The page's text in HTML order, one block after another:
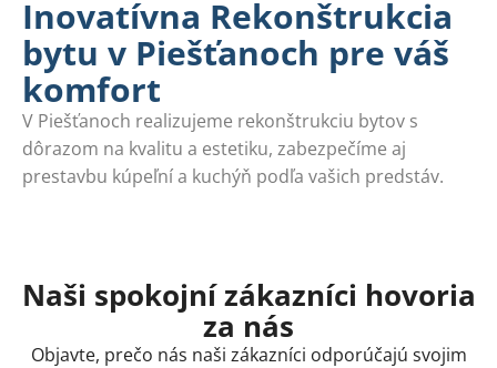
Inovatívna Rekonštrukcia
bytu v Piešťanoch pre váš
komfort
V Piešťanoch realizujeme rekonštrukciu bytov s
dôrazom na kvalitu a estetiku, zabezpečíme aj
prestavbu kúpeľní a kuchýň podľa vašich predstáv.
Naši spokojní zákazníci hovoria
za nás
Objavte, prečo nás naši zákazníci odporúčajú svojim